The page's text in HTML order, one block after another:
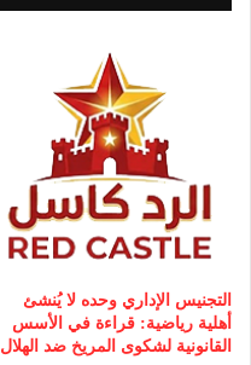
التجنيس الإداري وحده لا يُنشئ
أهلية رياضية: قراءة في الأسس
القانونية لشكوى المريخ ضد الهلال